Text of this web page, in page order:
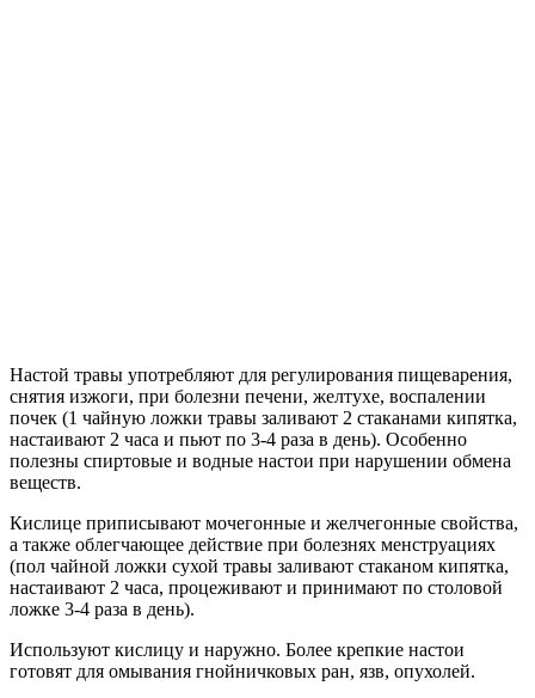
Настой травы употребляют для регулирования пищеварения,
снятия изжоги, при болезни печени, желтухе, воспалении
почек (1 чайную ложки травы заливают 2 стаканами кипятка,
настаивают 2 часа и пьют по 3-4 раза в день). Особенно
полезны спиртовые и водные настои при нарушении обмена
веществ.
Кислице приписывают мочегонные и желчегонные свойства,
а также облегчающее действие при болезнях менструациях
(пол чайной ложки сухой травы заливают стаканом кипятка,
настаивают 2 часа, процеживают и принимают по столовой
ложке 3-4 раза в день).
Используют кислицу и наружно. Более крепкие настои
готовят для омывания гнойничковых ран, язв, опухолей.